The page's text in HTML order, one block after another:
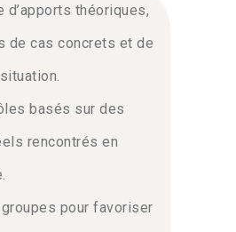
d’apports théoriques,
de cas concrets et de
basés sur des
rencontrés en
pour favoriser